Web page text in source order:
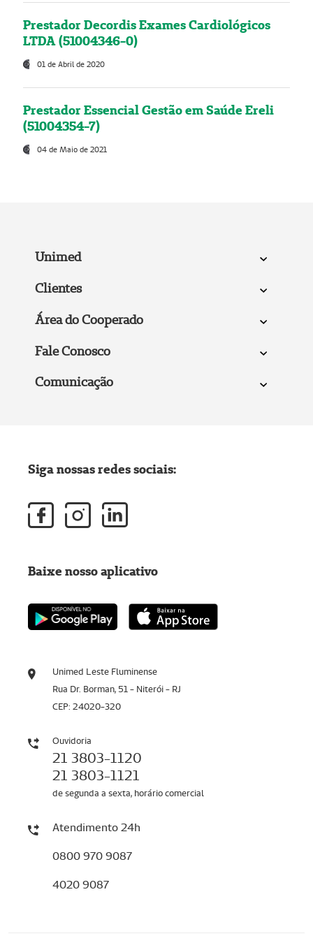
Prestador Decordis Exames Cardiológicos
LTDA (51004346-0)
01 de Abril de 2020
Prestador Essencial Gestão em Saúde Ereli
(51004354-7)
04 de Maio de 2021
Unimed
Clientes
Área do Cooperado
Fale Conosco
Comunicação
Unimed Leste Fluminense
Rua Dr. Borman, 51 - Niterói - RJ
CEP: 24020-320
Ouvidoria
21 3803-1120
21 3803-1121
de segunda a sexta, horário comercial
Atendimento 24h
0800 970 9087
4020 9087
Siga nossas redes sociais:
Baixe nosso aplicativo